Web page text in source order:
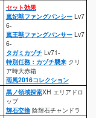
セット効果
嵐妃獣ファングバンシーLv7
6-
嵐王獣ファングバンサーLv7
6-
タガミカヅチLv71-
特別任務：カヅチ襲来クリ
ア時大赤箱
雨風2016コレクション
黒ノ領域探索XH エリアドロ
ップ
輝石交換陰輝石チャンドラ